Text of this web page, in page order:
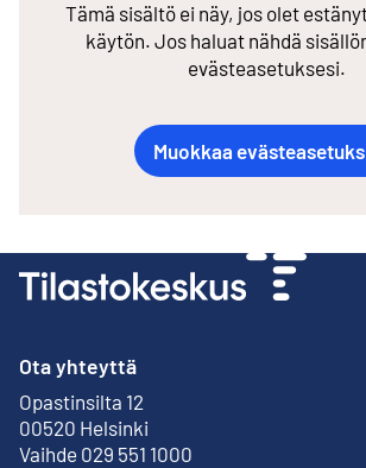
Tämä sisältö ei näy, jos olet
käytön. Jos haluat nähdä
evästeasetuksesi.
Muokkaa
Ota yhteyttä
Opastinsilta 12
00520 Helsinki
Ulkoinen linkki
Vaihde 029 551 1000